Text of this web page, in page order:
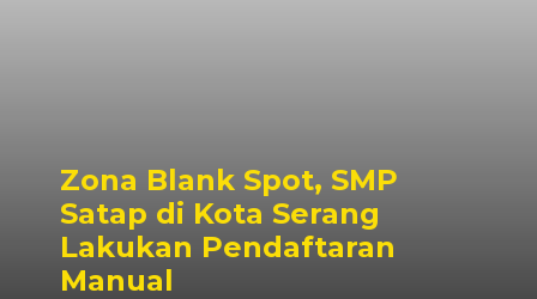
Zona Blank Spot, SMP
Satap di Kota Serang
Lakukan Pendaftaran
Manual